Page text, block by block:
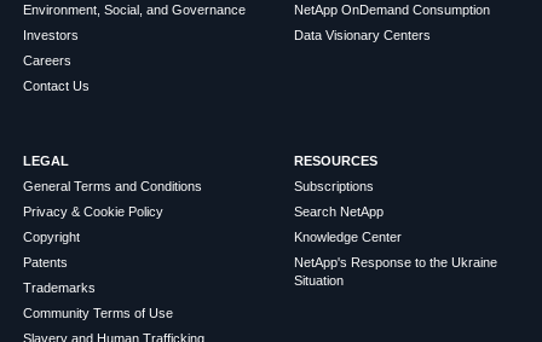
Environment, Social, and Governance
Investors
Careers
Contact Us
NetApp OnDemand Consumption
Data Visionary Centers
LEGAL
General Terms and Conditions
Privacy & Cookie Policy
Copyright
Patents
Trademarks
Community Terms of Use
Slavery and Human Trafficking
RESOURCES
Subscriptions
Search NetApp
Knowledge Center
NetApp's Response to the Ukraine
Situation